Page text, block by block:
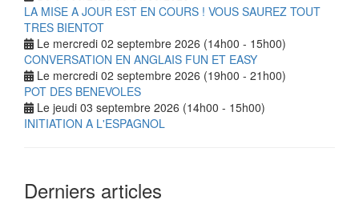
LA MISE A JOUR EST EN COURS ! VOUS SAUREZ TOUT
TRES BIENTOT
Le mercredi 02 septembre 2026 (14h00 - 15h00)
CONVERSATION EN ANGLAIS FUN ET EASY
Le mercredi 02 septembre 2026 (19h00 - 21h00)
POT DES BENEVOLES
Le jeudi 03 septembre 2026 (14h00 - 15h00)
INITIATION A L'ESPAGNOL
Derniers articles